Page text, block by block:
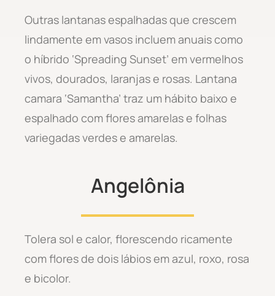
Outras lantanas espalhadas que crescem
lindamente em vasos incluem anuais como
o híbrido ‘Spreading Sunset’ em vermelhos
vivos, dourados, laranjas e rosas. Lantana
camara ‘Samantha’ traz um hábito baixo e
espalhado com flores amarelas e folhas
variegadas verdes e amarelas.
Angelônia
Tolera sol e calor, florescendo ricamente
com flores de dois lábios em azul, roxo, rosa
e bicolor.